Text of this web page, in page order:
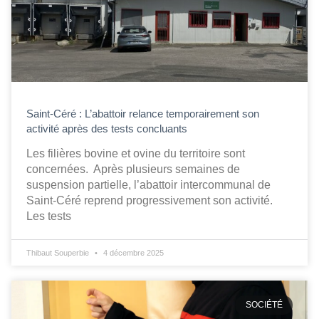
Saint-Céré : L’abattoir relance temporairement son
activité après des tests concluants
Les filières bovine et ovine du territoire sont
concernées. Après plusieurs semaines de
suspension partielle, l’abattoir intercommunal de
Saint-Céré reprend progressivement son activité.
Les tests
Thibaut Souperbie 4 décembre 2025
SOCIÉTÉ